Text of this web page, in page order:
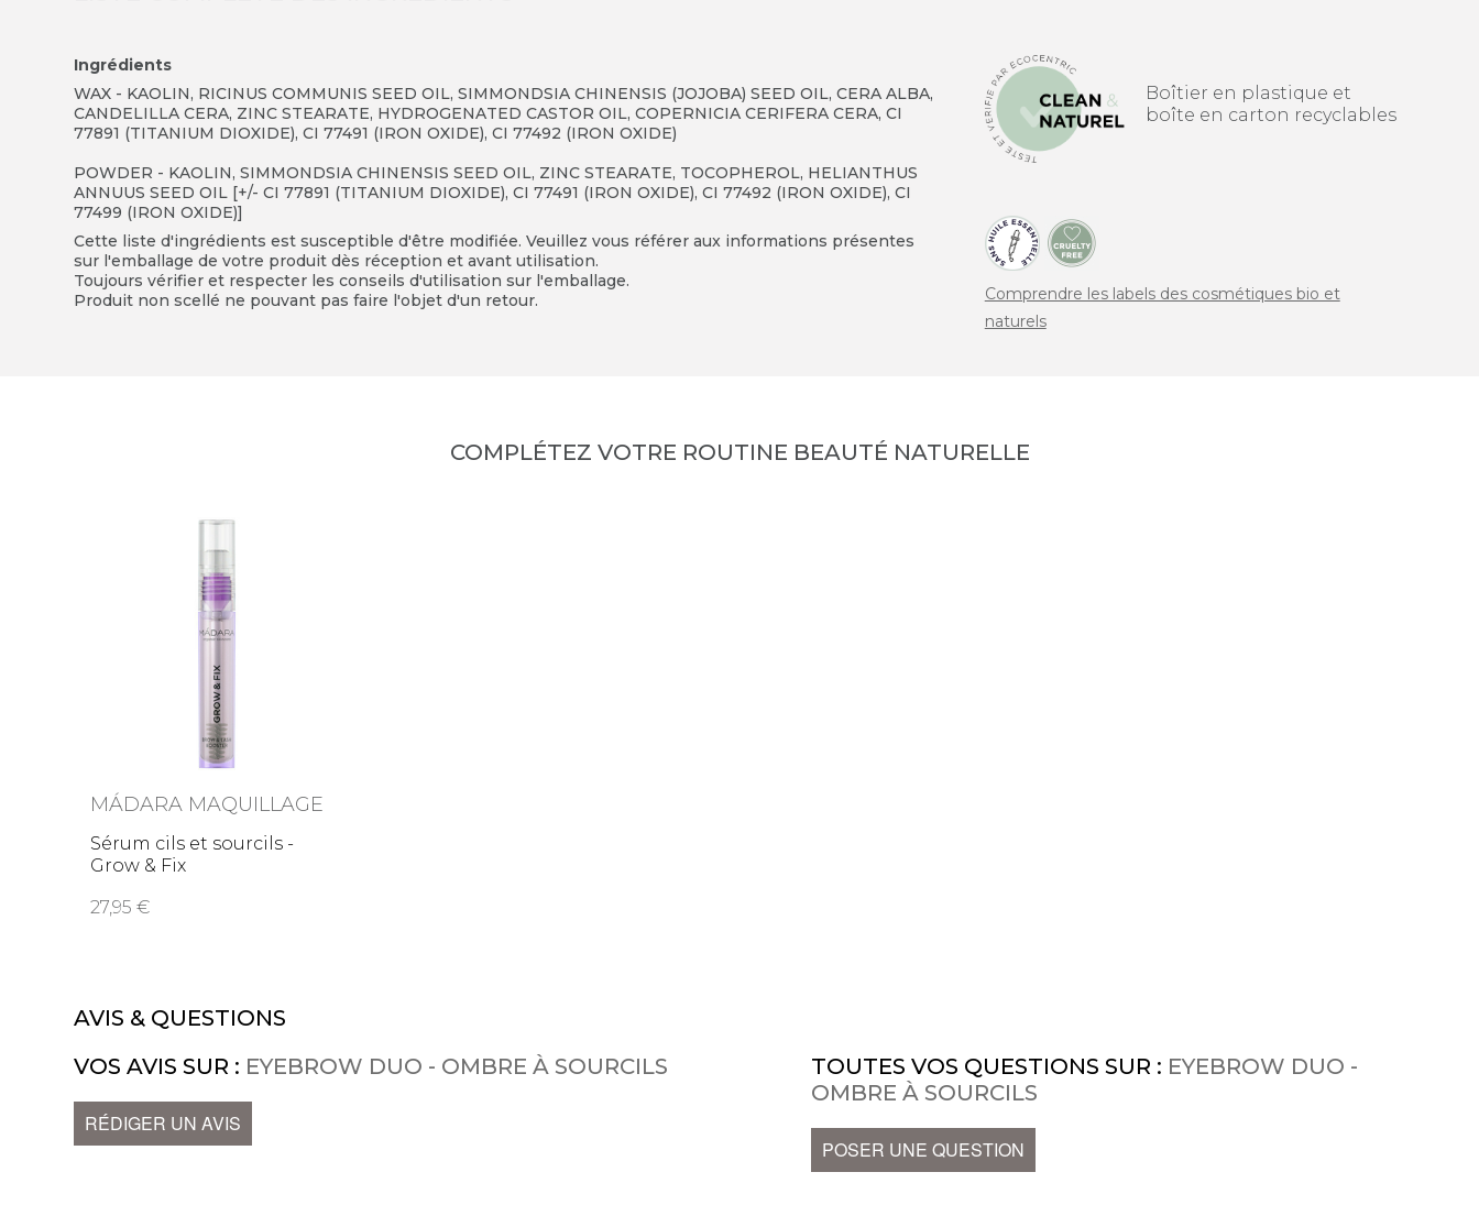
Ingrédients
WAX - KAOLIN, RICINUS COMMUNIS SEED OIL, SIMMONDSIA CHINENSIS (JOJOBA) SEED OIL, CERA ALBA,
CANDELILLA CERA, ZINC STEARATE, HYDROGENATED CASTOR OIL, COPERNICIA CERIFERA CERA, CI
77891 (TITANIUM DIOXIDE), CI 77491 (IRON OXIDE), CI 77492 (IRON OXIDE)
POWDER - KAOLIN, SIMMONDSIA CHINENSIS SEED OIL, ZINC STEARATE, TOCOPHEROL, HELIANTHUS
ANNUUS SEED OIL [+/- CI 77891 (TITANIUM DIOXIDE), CI 77491 (IRON OXIDE), CI 77492 (IRON OXIDE), CI
77499 (IRON OXIDE)]
Cette liste d'ingrédients est susceptible d'être modifiée. Veuillez vous référer aux informations présentes
sur l'emballage de votre produit dès réception et avant utilisation.
Toujours vérifier et respecter les conseils d'utilisation sur l'emballage.
Produit non scellé ne pouvant pas faire l'objet d'un retour.
Boîtier en plastique et
boîte en carton recyclables
Comprendre les labels des cosmétiques bio et
naturels
COMPLÉTEZ VOTRE ROUTINE BEAUTÉ NATURELLE
MÁDARA MAQUILLAGE
Sérum cils et sourcils -
Grow & Fix
27,95
AVIS & QUESTIONS
VOS AVIS SUR : EYEBROW DUO - OMBRE À SOURCILS
RÉDIGER UN AVIS
TOUTES VOS QUESTIONS SUR : EYEBROW DUO -
OMBRE À SOURCILS
POSER UNE QUESTION